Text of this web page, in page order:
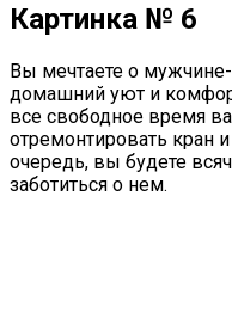
Картинка № 6
Вы мечтаете о
домашний уют и
все свободное время
отремонтировать кран
очередь, вы будете
заботиться о нем.